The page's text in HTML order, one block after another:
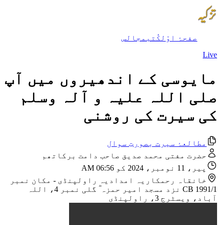
صفحۂ اوّل کُتب مجالس
Live
مایوسی کے اندھیروں میں آپ
صلی اللہ علیہ و آلہ وسلم
کی سیرت کی روشنی
مطالعۂ سیرت بصورتِ سوال
حضرت مفتی محمد صدیق صاحب دامت برکاتھم
پیر، 11 نومبر، 2024 کو 06:56 AM
خانقاہ رحمکاریہ امدادیہ راولپنڈی - مکان نمبر
CB 1991/1 نزد مسجد امیر حمزہ ؓ گلی نمبر 4، اللہ
آباد، ویسٹرج 3، راولپنڈی